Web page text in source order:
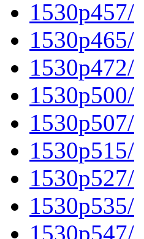
1530p457/
1530p465/
1530p472/
1530p500/
1530p507/
1530p515/
1530p527/
1530p535/
1530p547/